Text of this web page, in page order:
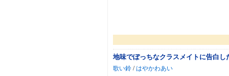
地味でぼっちなクラスメイトに告白
歌い鈴/はやかわあい